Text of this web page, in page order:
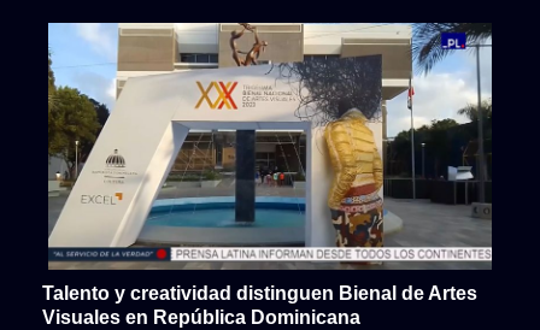
Talento y creatividad distinguen Bienal de Artes
Visuales en República Dominicana